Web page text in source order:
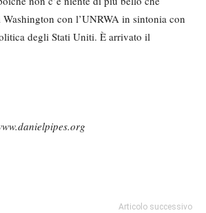
con l’UNRWA in sintonia con
degli Stati Uniti. È arrivato il
Articolo successivo